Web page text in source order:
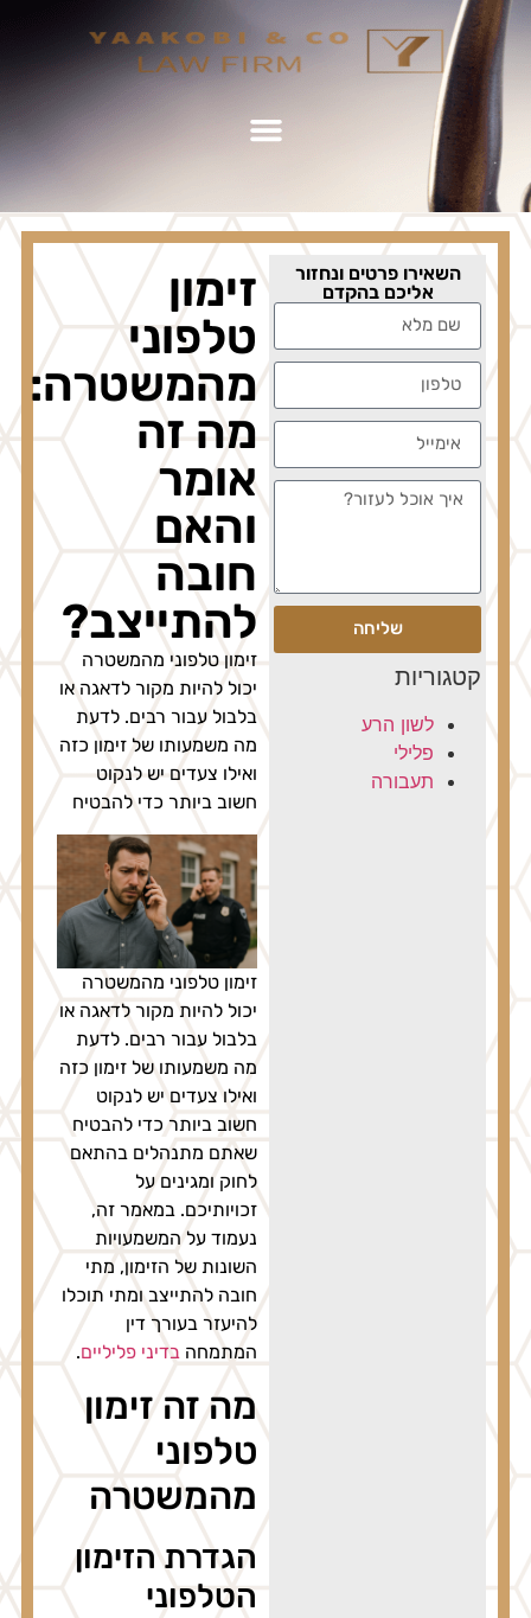
השאירו פרטים ונחזור
אליכם בהקדם
שליחה
קטגוריות
לשון הרע
פלילי
תעבורה
זימון
טלפוני
מהמשטרה:
מה זה
אומר
והאם
חובה
להתייצב?
זימון טלפוני מהמשטרה
יכול להיות מקור לדאגה או
בלבול עבור רבים. לדעת
מה משמעותו של זימון כזה
ואילו צעדים יש לנקוט
חשוב ביותר כדי להבטיח
זימון טלפוני מהמשטרה
יכול להיות מקור לדאגה או
בלבול עבור רבים. לדעת
מה משמעותו של זימון כזה
ואילו צעדים יש לנקוט
חשוב ביותר כדי להבטיח
שאתם מתנהלים בהתאם
לחוק ומגינים על
זכויותיכם. במאמר זה,
נעמוד על המשמעויות
השונות של הזימון, מתי
חובה להתייצב ומתי תוכלו
להיעזר בעורך דין
המתמחהבדיני פליליים.
מה זה זימון
טלפוני
מהמשטרה
הגדרת הזימון
הטלפוני